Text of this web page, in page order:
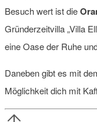
Besuch wert ist die
Gründerzeitvilla „Villa
eine Oase der Ruhe
Daneben gibt es mit
Möglichkeit dich mit